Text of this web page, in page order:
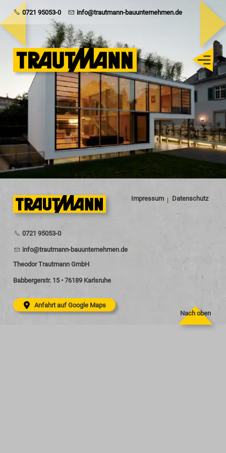
0721 95053-0 info@trautmann-bauunternehmen.de
Trautmann
Rohbau
Schlüsselfertig
Sanierung
Karriere
0721 95053-0
nf tr tm nn-b nt rn hm n d
Theodor Trautmann GmbH
Babbergerstr. 15 • 76189 Karlsruhe
Anfahrt auf Google Maps
Impressum Datenschutz
Nach oben